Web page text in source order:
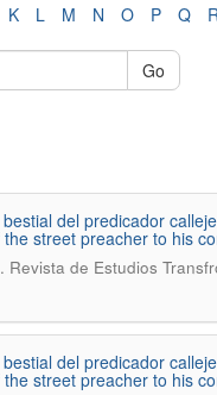
K L M N O P Q
Go
del predicador
street preacher to his
Revista de Estudios
del predicador
street preacher to his